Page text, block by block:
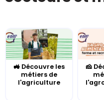
🚜 Découvre les
métiers de
l'agriculture
🧀